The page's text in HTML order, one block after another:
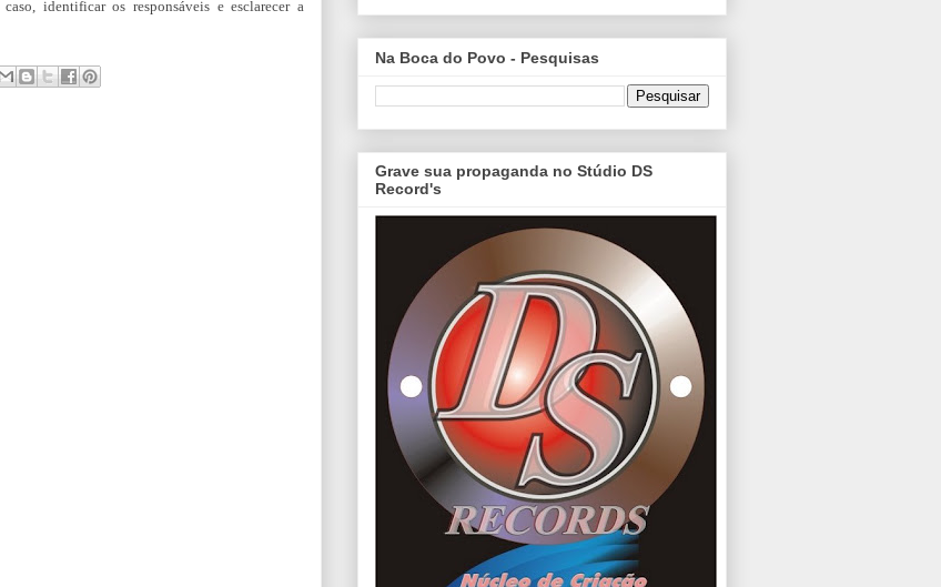
identificar os responsáveis e esclarecer a
Na Boca do Povo - Pesquisas
Grave sua propaganda no Stúdio DS
Record's